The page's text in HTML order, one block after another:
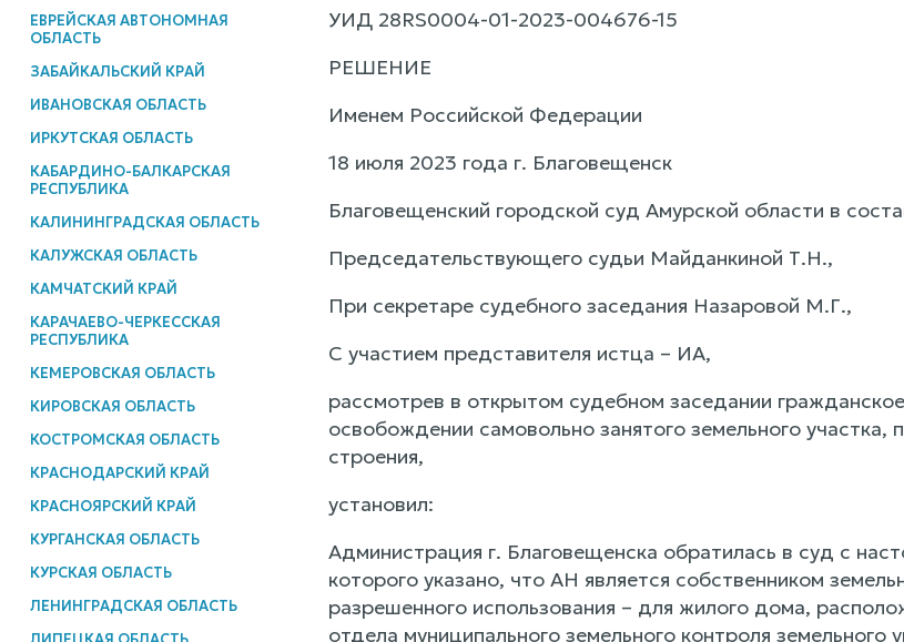
ЕВРЕЙСКАЯ АВТОНОМНАЯ
ОБЛАСТЬ
ЗАБАЙКАЛЬСКИЙ КРАЙ
ИВАНОВСКАЯ ОБЛАСТЬ
ИРКУТСКАЯ ОБЛАСТЬ
КАБАРДИНО-БАЛКАРСКАЯ
РЕСПУБЛИКА
КАЛИНИНГРАДСКАЯ ОБЛАСТЬ
КАЛУЖСКАЯ ОБЛАСТЬ
КАМЧАТСКИЙ КРАЙ
КАРАЧАЕВО-ЧЕРКЕССКАЯ
РЕСПУБЛИКА
КЕМЕРОВСКАЯ ОБЛАСТЬ
КИРОВСКАЯ ОБЛАСТЬ
КОСТРОМСКАЯ ОБЛАСТЬ
КРАСНОДАРСКИЙ КРАЙ
КРАСНОЯРСКИЙ КРАЙ
КУРГАНСКАЯ ОБЛАСТЬ
КУРСКАЯ ОБЛАСТЬ
ЛЕНИНГРАДСКАЯ ОБЛАСТЬ
УИД 28RS0004-01-2023-004676-15
РЕШЕНИЕ
Именем Российской Федерации
18 июля 2023 года г. Благовещенск
Благовещенский городской суд Амурской области в
Председательствующего судьи Майданкиной Т.Н.,
При секретаре судебного заседания Назаровой М.Г.,
С участием представителя истца – ИА,
рассмотрев в открытом судебном заседании
освобождении самовольно занятого земельного
строения,
установил:
Администрация г. Благовещенска обратилась в суд с
которого указано, что АН является собственником
разрешенного использования – для жилого дома,
отдела муниципального земельного контроля